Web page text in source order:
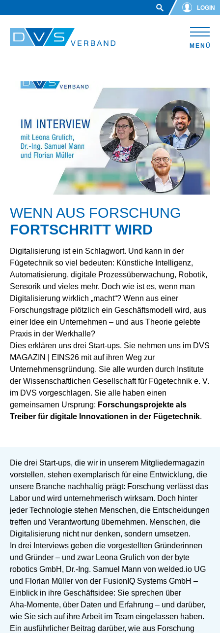
LOGIN
MENÜ
WENN AUS FORSCHUNG
FORTSCHRITT WIRD
Digitalisierung ist ein Schlagwort. Und kann in der
Fügetechnik so viel bedeuten: Künstliche Intelligenz,
Automatisierung, digitale Prozessüberwachung, Robotik,
Sensorik und vieles mehr. Doch wie ist es, wenn man
Digitalisierung wirklich „macht“? Wenn aus einer
Forschungsfrage plötzlich ein Geschäftsmodell wird, aus
einer Idee ein Unternehmen – und aus Theorie gelebte
Praxis in der Werkhalle?
Dies erklären uns drei Start-ups. Sie nehmen uns im DVS
MAGAZIN | EINS26 mit auf ihren Weg zur
Unternehmensgründung. Sie alle wurden durch Institute
der Wissenschaftlichen Gesellschaft für Fügetechnik e. V.
im DVS vorgeschlagen. Sie alle haben einen
gemeinsamen Ursprung: Forschungsprojekte als
Treiber für digitale Innovationen in der Fügetechnik.
Die drei Start-ups, die wir in unserem Mitgliedermagazin
vorstellen, stehen exemplarisch für eine Entwicklung, die
unsere Branche nachhaltig prägt: Forschung verlässt das
Labor und wird unternehmerisch wirksam. Doch hinter
jeder Technologie stehen Menschen, die Entscheidungen
treffen und Verantwortung übernehmen. Menschen, die
Digitalisierung nicht nur denken, sondern umsetzen.
In drei Interviews geben die vorgestellten Gründerinnen
und Gründer – und zwar Leona Grulich von der byte
robotics GmbH, Dr.-Ing. Samuel Mann von welded.io UG
und Florian Müller von der FusionIQ Systems GmbH –
Einblick in ihre Geschäftsidee: Sie sprechen über
Aha‑Momente, über Daten und Erfahrung – und darüber,
wie Sie sich auf ihre Arbeit im Team eingelassen haben.
Ein ausführlicher Beitrag darüber, wie aus Forschung